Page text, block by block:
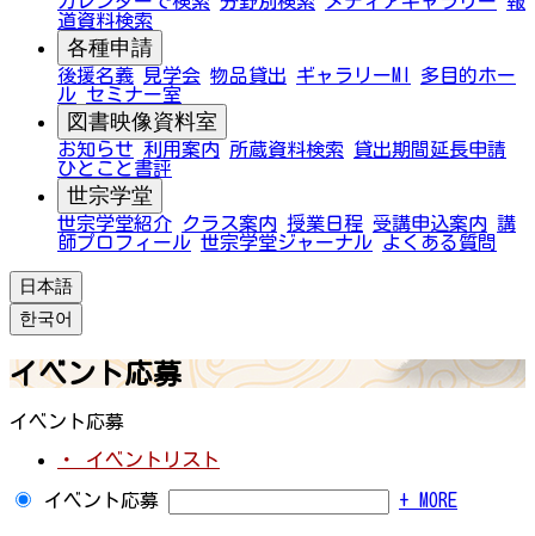
道資料検索
各種申請
後援名義 見学会 物品貸出 ギャラリーMI
多目的ホー
ル セミナー室
図書映像資料室
お知らせ 利用案内 所蔵資料検索
貸出期間延長申請
ひとこと書評
世宗学堂
世宗学堂紹介 クラス案内 授業日程 受講申込案内 講
師プロフィール 世宗学堂ジャーナル よくある質問
日本語
한국어
イベント応募
イベント応募
・ イベントリスト
イベント応募 + MORE